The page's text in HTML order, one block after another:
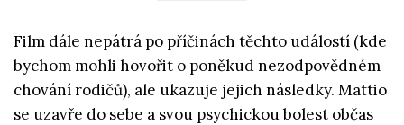
Film dále nepátrá po příčinách těchto událostí (kde
bychom mohli hovořit o poněkud nezodpovědném
chování rodičů), ale ukazuje jejich následky. Mattio
se uzavře do sebe a svou psychickou bolest občas